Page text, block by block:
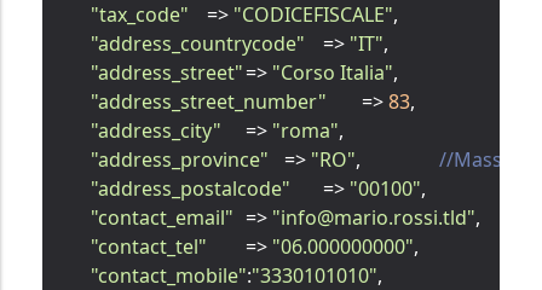
"tax_code"
	=>
"CODICEFISCALE",
"address_countrycode"
	=>
"IT",
"address_street"
	=>
"Corso Italia",
"address_street_number"
	=>
83,
"address_city"
	=>
"roma",
"address_province"
	=>
"RO"
//
"address_postalcode"
	=>
"00100",
"contact_email"
	=>
"info@mario.rossi.tld",
"contact_tel"
	=>
"06.000000000",
"contact_mobile":"3330101010",